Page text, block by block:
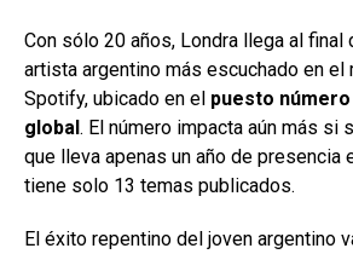
Con sólo 20 años, Londra llega al final
artista argentino más escuchado en el
Spotify, ubicado en el puesto
global. El número impacta aún más si
que lleva apenas un año de presencia
tiene solo 13 temas publicados.
El éxito repentino del joven argentino